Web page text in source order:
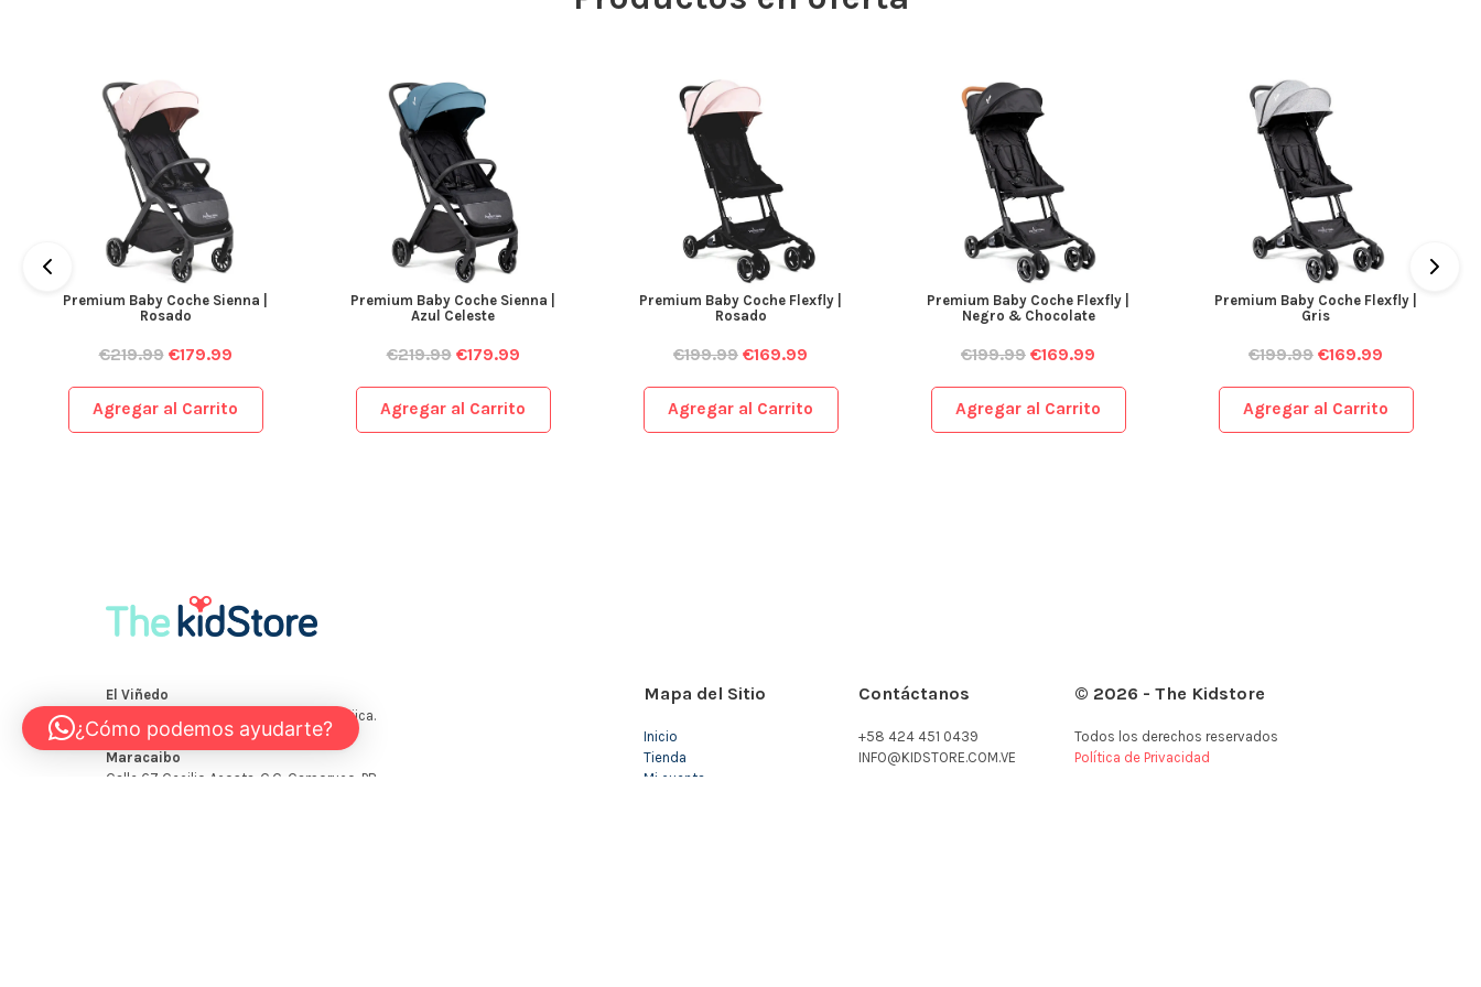
Premium Baby Coche Sienna |
Rosado
€219.99 €179.99
Agregar al Carrito
Premium Baby Coche Sienna |
Azul Celeste
€219.99 €179.99
Agregar al Carrito
Premium Baby Coche Flexfly |
Rosado
€199.99 €169.99
Agregar al Carrito
Premium Baby Coche Flexfly |
Negro & Chocolate
€199.99 €169.99
Agregar al Carrito
Premium Baby Coche Flexfly |
Gris
€199.99 €169.99
Agregar al Carrito
Mapa del Sitio
Inicio
Tienda
Mi cuenta
Contáctanos
+58 424 451 0439
INFO@KIDSTORE.COM.VE
© 2026 - The Kidstore
Todos los derechos reservados
Política de Privacidad
¿Cómo podemos ayudarte?